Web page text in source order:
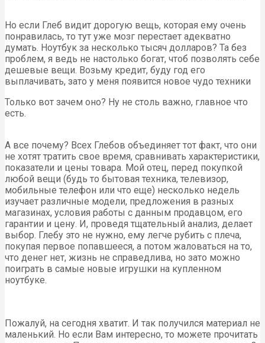
Но если Глеб видит дорогую вещь, которая ему очень
понравилась, то тут уже мозг перестает адекватно
думать. Ноутбук за несколько тысяч долларов? Та без
проблем, я ведь не настолько богат, чтоб позволять себе
дешевые вещи. Возьму кредит, буду год его
выплачивать, зато у меня появится новое чудо техники
Только вот зачем оно? Ну не столь важно, главное что
есть.
А все почему? Всех Глебов объединяет тот факт, что они
не хотят тратить свое время, сравнивать характеристики,
показатели и цены товара. Мой отец, перед покупкой
любой вещи (будь то бытовая техника, телевизор,
мобильные телефон или что еще) несколько недель
изучает различные модели, предложения в разных
магазинах, условия работы с данным продавцом, его
гарантии и цену. И, проведя тщательный анализ, делает
выбор. Глебу это не нужно, ему легче рубить с плеча,
покупая первое попавшееся, а потом жаловаться на то,
что денег нет, жизнь не справедлива, но зато можно
поиграть в самые новые игрушки на купленном
ноутбуке.
Пожалуй, на сегодня хватит. И так получился материал не
маленький. Но если Вам интересно, то можете прочитать